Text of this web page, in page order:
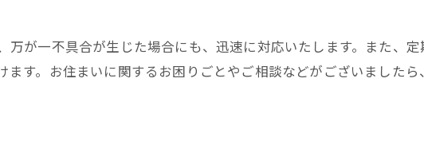
万が一不具合が生じた場合にも、迅速に対応いたします。また、
す。お住まいに関するお困りごとやご相談などがございましたら